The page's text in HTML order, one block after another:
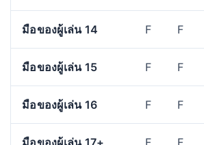
มือของผู้เล่น 14 F F
มือของผู้เล่น 15 F F
มือของผู้เล่น 16 F F
มือของผู้เล่น 17+ F F